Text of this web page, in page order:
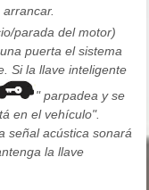
parada del motor)
puerta el sistema
Si la llave inteligente
" parpadea y se
en el vehículo".
señal acústica sonará
la llave